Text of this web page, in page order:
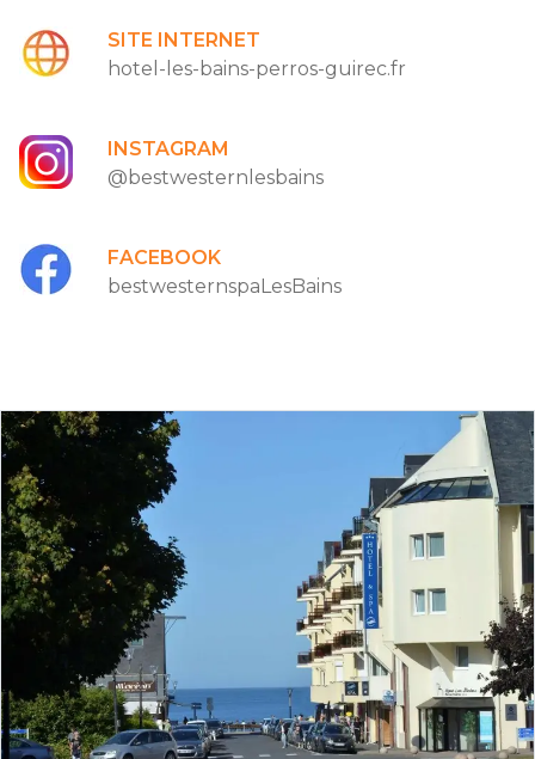
SITE INTERNET
hotel-les-bains-perros-guirec.fr
INSTAGRAM
@bestwesternlesbains
FACEBOOK
bestwesternspaLesBains